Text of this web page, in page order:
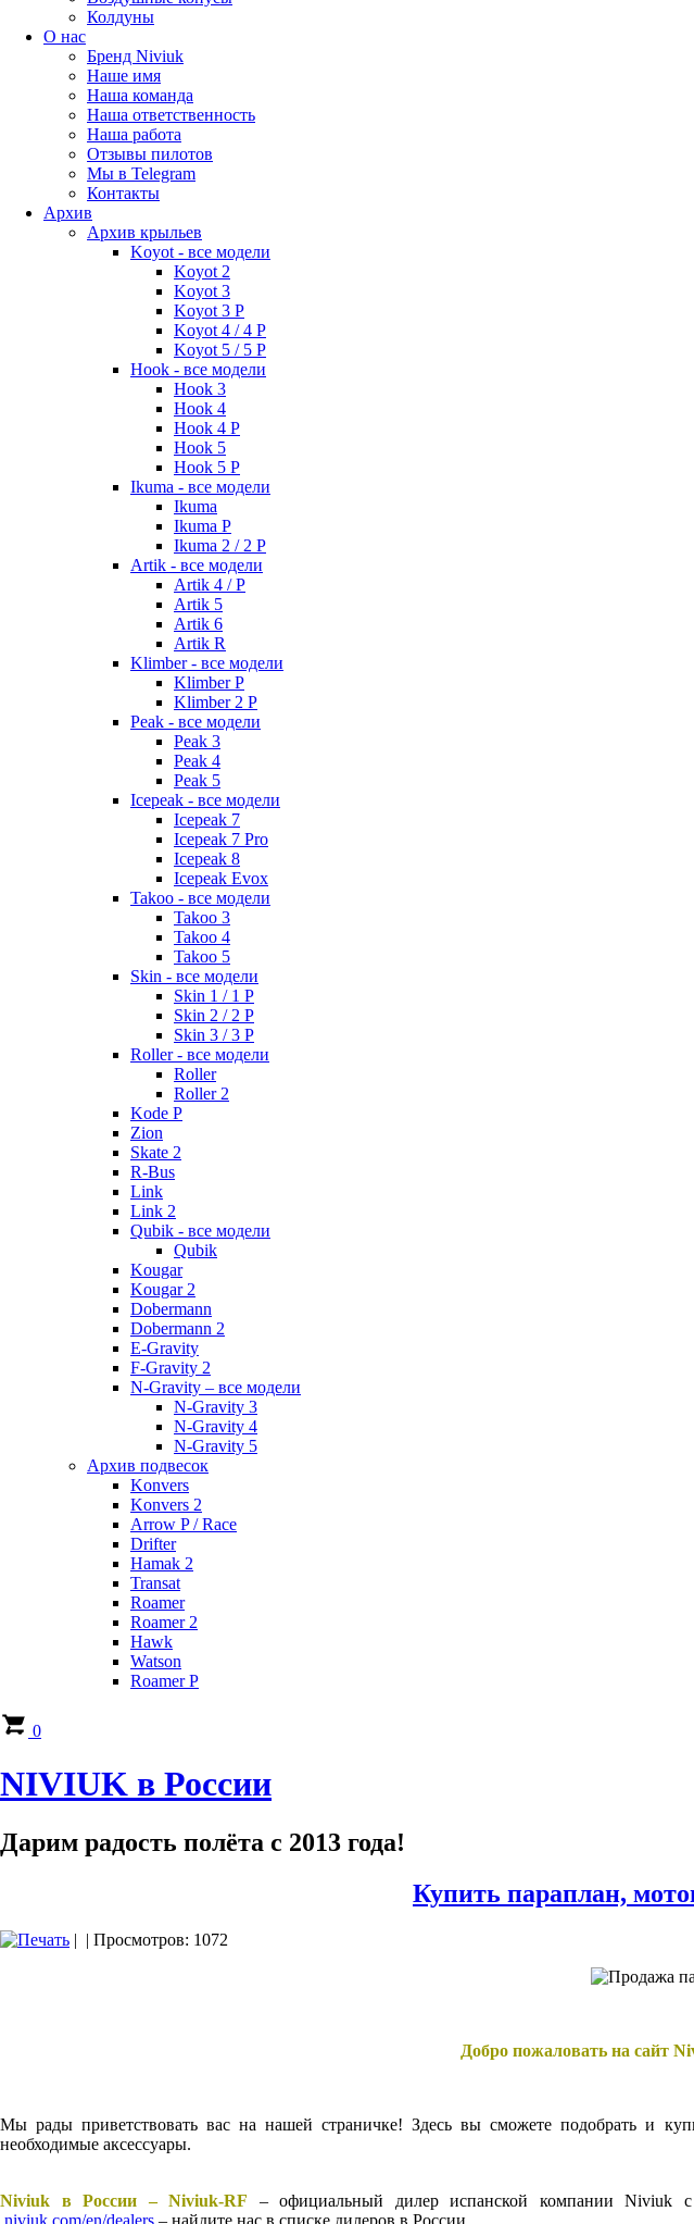
Колдуны
О нас
Бренд Niviuk
Наше имя
Наша команда
Наша ответственность
Наша работа
Отзывы пилотов
Мы в Telegram
Контакты
Архив
Архив крыльев
Koyot - все модели
Koyot 2
Koyot 3
Koyot 3 P
Koyot 4 / 4 P
Koyot 5 / 5 P
Hook - все модели
Hook 3
Hook 4
Hook 4 P
Hook 5
Hook 5 P
Ikuma - все модели
Ikuma
Ikuma P
Ikuma 2 / 2 P
Artik - все модели
Artik 4 / P
Artik 5
Artik 6
Artik R
Klimber - все модели
Klimber P
Klimber 2 P
Peak - все модели
Peak 3
Peak 4
Peak 5
Icepeak - все модели
Icepeak 7
Icepeak 7 Pro
Icepeak 8
Icepeak Evox
Takoo - все модели
Takoo 3
Takoo 4
Takoo 5
Skin - все модели
Skin 1 / 1 P
Skin 2 / 2 P
Skin 3 / 3 P
Roller - все модели
Roller
Roller 2
Kode P
Zion
Skate 2
R-Bus
Link
Link 2
Qubik - все модели
Qubik
Kougar
Kougar 2
Dobermann
Dobermann 2
E-Gravity
F-Gravity 2
N-Gravity – все модели
N-Gravity 3
N-Gravity 4
N-Gravity 5
Архив подвесок
Konvers
Konvers 2
Arrow P / Race
Drifter
Hamak 2
Transat
Roamer
Roamer 2
Hawk
Watson
Roamer P
0
NIVIUK в России
Дарим радость полёта с 2013 года!
Купить параплан,
| | Просмотров: 1072
Добро пожаловать на сайт
Мы рады приветствовать вас на нашей страничке! Здесь вы сможете подобрать и
необходимые аксессуары.
Niviuk в России – Niviuk-RF – официальный дилер испанской компании Niviuk с
niviuk.com/en/dealers – найдите нас в списке дилеров в России.